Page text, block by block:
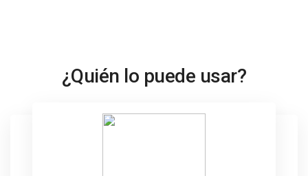
¿Quién lo puede usar?